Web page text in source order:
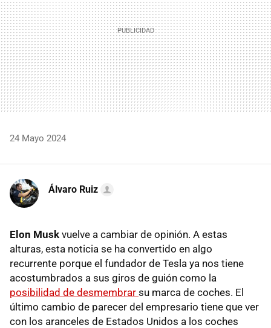
24 Mayo 2024
Álvaro Ruiz
Elon Musk vuelve a cambiar de opinión. A estas
alturas, esta noticia se ha convertido en algo
recurrente porque el fundador de Tesla ya nos tiene
acostumbrados a sus giros de guión como la
posibilidad de desmembrar su marca de coches. El
último cambio de parecer del empresario tiene que ver
con los aranceles de Estados Unidos a los coches